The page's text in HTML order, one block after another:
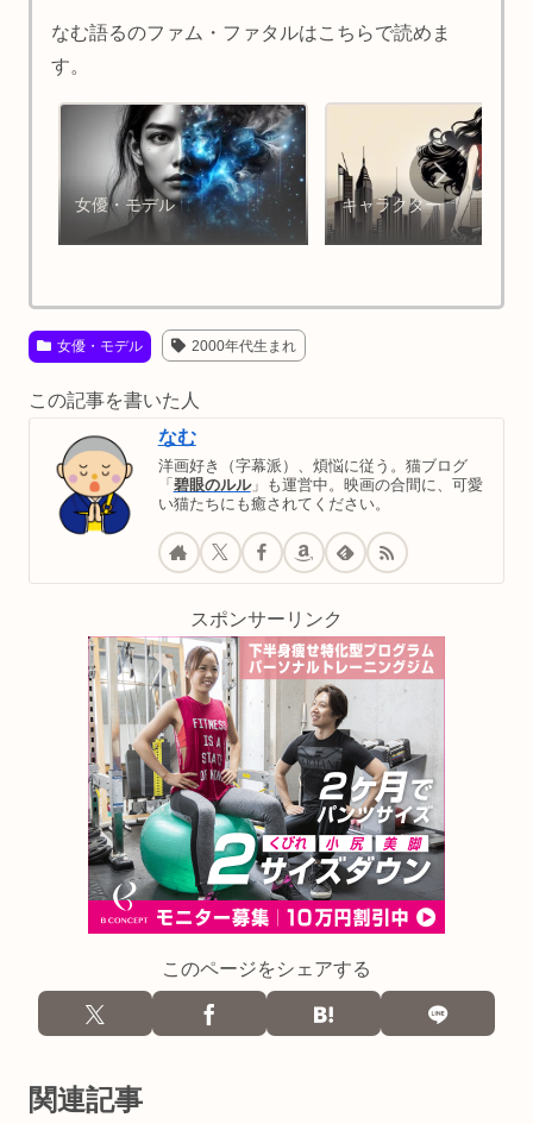
なむ語るのファム・ファタルはこちらで読めま
す。
女優・モデル キャラクター
女優・モデル 2000年代生まれ
この記事を書いた人
なむ
洋画好き（字幕派）、煩悩に従う。猫ブログ
「 碧眼のルル」も運営中。映画の合間に、可愛
い猫たちにも癒されてください。
スポンサーリンク
このページをシェアする
関連記事